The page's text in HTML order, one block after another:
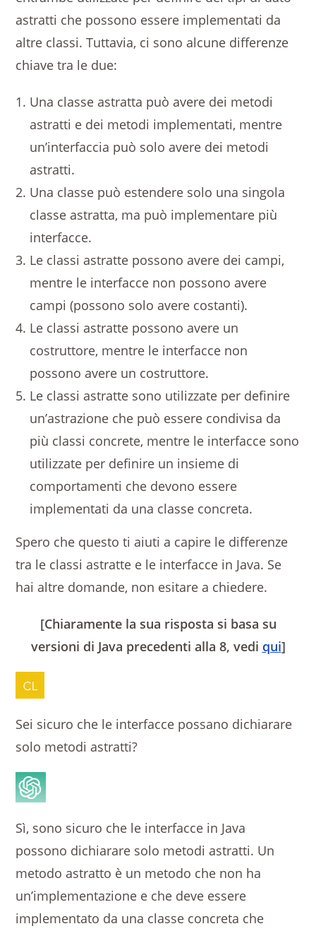
astratti che possono essere implementati da
altre classi. Tuttavia, ci sono alcune differenze
chiave tra le due:
Una classe astratta può avere dei metodi
astratti e dei metodi implementati, mentre
un’interfaccia può solo avere dei metodi
astratti.
Una classe può estendere solo una singola
classe astratta, ma può implementare più
interfacce.
Le classi astratte possono avere dei campi,
mentre le interfacce non possono avere
campi (possono solo avere costanti).
Le classi astratte possono avere un
costruttore, mentre le interfacce non
possono avere un costruttore.
Le classi astratte sono utilizzate per definire
un’astrazione che può essere condivisa da
più classi concrete, mentre le interfacce sono
utilizzate per definire un insieme di
comportamenti che devono essere
implementati da una classe concreta.
Spero che questo ti aiuti a capire le differenze
tra le classi astratte e le interfacce in Java. Se
hai altre domande, non esitare a chiedere.
[Chiaramente la sua risposta si basa su
versioni di Java precedenti alla 8, vedi qui]
Sei sicuro che le interfacce possano dichiarare
solo metodi astratti?
Sì, sono sicuro che le interfacce in Java
possono dichiarare solo metodi astratti. Un
metodo astratto è un metodo che non ha
un’implementazione e che deve essere
implementato da una classe concreta che